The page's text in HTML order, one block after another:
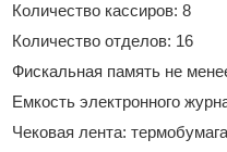
Количество кассиров: 8
Количество отделов: 16
Фискальная память не
Емкость электронного
Чековая лента: